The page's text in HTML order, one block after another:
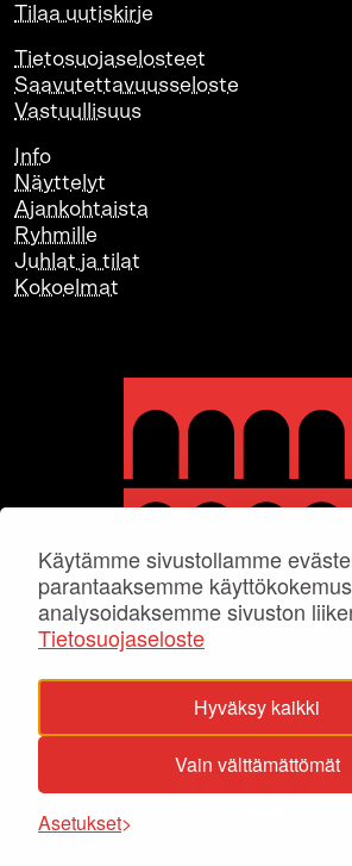
Käytämme sivustollamme
parantaaksemme
analysoidaksemme sivuston
Tietosuojaseloste
Hyväksy kaikki
Vain välttämättömät
Asetukset
Tilaa uutiskirje
Tietosuojaselosteet
Saavutettavuusseloste
Vastuullisuus
Info
Näyttelyt
Ajankohtaista
Ryhmille
Juhlat ja tilat
Kokoelmat